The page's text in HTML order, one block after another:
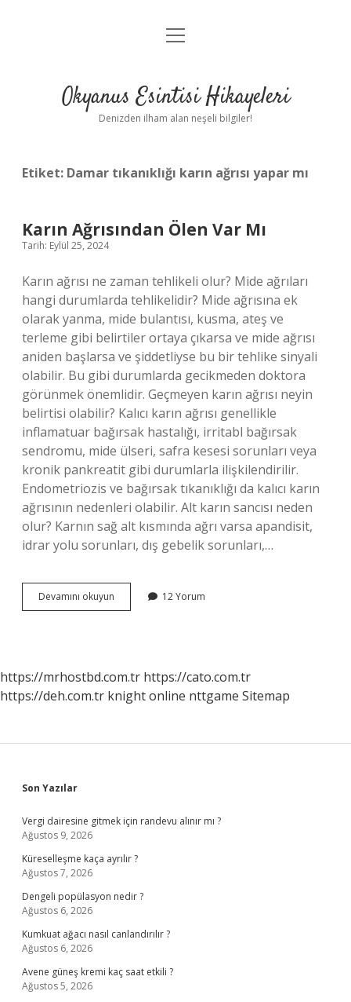
Anasayfa
Yasal Uyarı
menüyü
Okyanus Esintisi Hikayeleri
Denizden ilham alan neşeli bilgiler!
Etiket: Damar tıkanıklığı karın ağrısı yapar mı
Karın Ağrısından Ölen Var Mı
Tarih: Eylül 25, 2024
Karın ağrısı ne zaman tehlikeli olur? Mide ağrıları
hangi durumlarda tehlikelidir? Mide ağrısına ek
olarak yanma, mide bulantısı, kusma, ateş ve
terleme gibi belirtiler ortaya çıkarsa ve mide ağrısı
aniden başlarsa ve şiddetliyse bu bir tehlike sinyali
olabilir. Bu gibi durumlarda gecikmeden doktora
görünmek önemlidir. Geçmeyen karın ağrısı neyin
belirtisi olabilir? Kalıcı karın ağrısı genellikle
inflamatuar bağırsak hastalığı, irritabl bağırsak
sendromu, mide ülseri, safra kesesi sorunları veya
kronik pankreatit gibi durumlarla ilişkilendirilir.
Endometriozis ve bağırsak tıkanıklığı da kalıcı karın
ağrısının nedenleri olabilir. Alt karın sancısı neden
olur? Karnın sağ alt kısmında ağrı varsa apandisit,
idrar yolu sorunları, dış gebelik sorunları,…
Devamını okuyun
Ağrısından
12 Yorum
https://mrhostbd.com.tr https://cato.com.tr
https://deh.com.tr knight online nttgame Sitemap
Sidebar
Son Yazılar
Vergi dairesine gitmek için randevu alınır mı ?
Ağustos 9, 2026
Küreselleşme kaça ayrılır ?
Ağustos 7, 2026
Dengeli popülasyon nedir ?
Ağustos 6, 2026
Kumkuat ağacı nasıl canlandırılır ?
Ağustos 6, 2026
Avene güneş kremi kaç saat etkili ?
Ağustos 5, 2026